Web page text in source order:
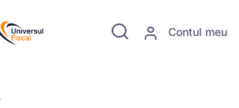
Contul meu